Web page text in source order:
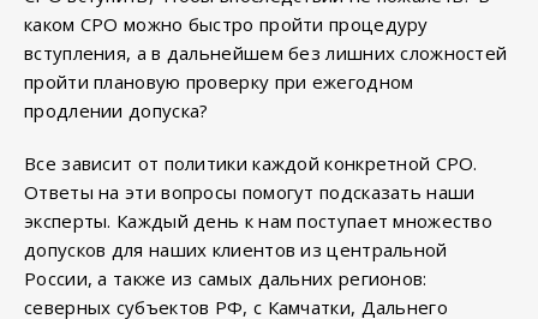
каком СРО можно быстро пройти процедуру
вступления, а в дальнейшем без лишних сложностей
пройти плановую проверку при ежегодном
продлении допуска?
Все зависит от политики каждой конкретной СРО.
Ответы на эти вопросы помогут подсказать наши
эксперты. Каждый день к нам поступает множество
допусков для наших клиентов из центральной
России, а также из самых дальних регионов:
северных субъектов РФ, с Камчатки, Дальнего